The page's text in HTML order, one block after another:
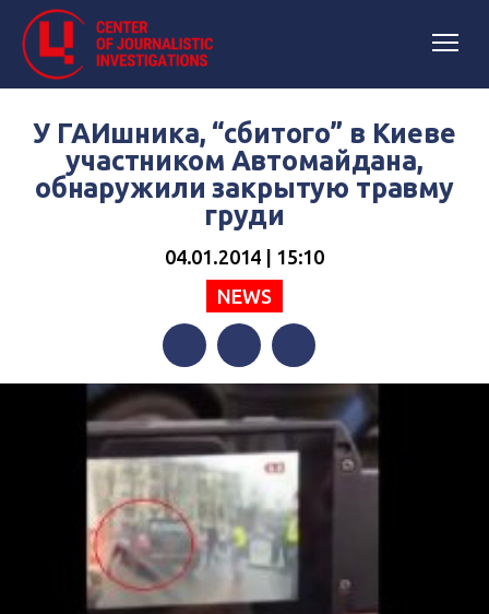
У ГАИшника, “сбитого” в Киеве
участником Автомайдана,
обнаружили закрытую травму
груди
04.01.2014 | 15:10
NEWS
FacebookTwitterTelegram